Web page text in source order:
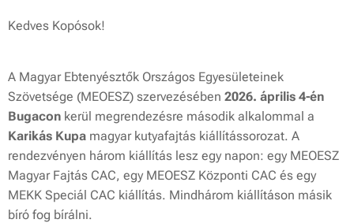
Kedves Kopósok!
A Magyar Ebtenyésztők Országos Egyesületeinek
Szövetsége (MEOESZ) szervezésében 2026. április 4-én
Bugacon kerül megrendezésre második alkalommal a
Karikás Kupa magyar kutyafajtás kiállítássorozat. A
rendezvényen három kiállítás lesz egy napon: egy MEOESZ
Magyar Fajtás CAC, egy MEOESZ Központi CAC és egy
MEKK Speciál CAC kiállítás. Mindhárom kiállításon másik
bíró fog bírálni.